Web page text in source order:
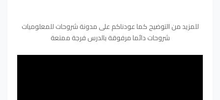
للمزيد من التوضيح كما عودناكم على مدونة شروحات للمعلوميات
شروحات دائما مرفوقة بالدرس فرجة ممتعة